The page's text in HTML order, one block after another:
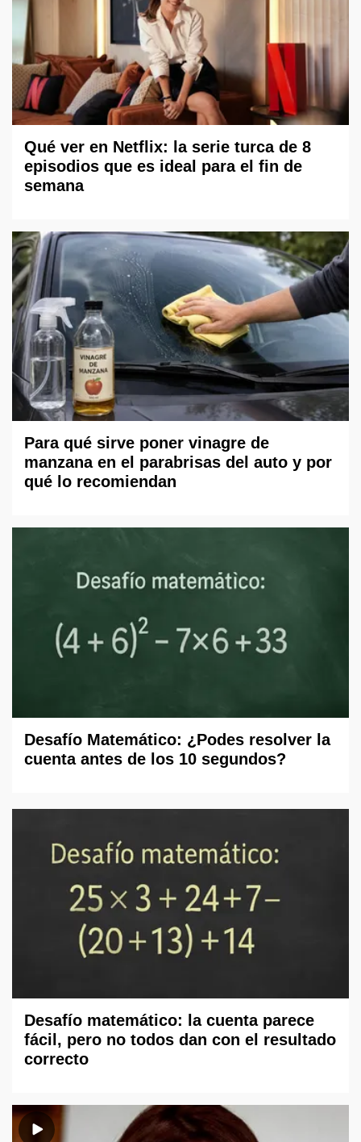
Qué ver en Netflix: la serie turca de 8
episodios que es ideal para el fin de
semana
Para qué sirve poner vinagre de
manzana en el parabrisas del auto y por
qué lo recomiendan
Desafío Matemático: ¿Podes resolver la
cuenta antes de los 10 segundos?
Desafío matemático: la cuenta parece
fácil, pero no todos dan con el resultado
correcto